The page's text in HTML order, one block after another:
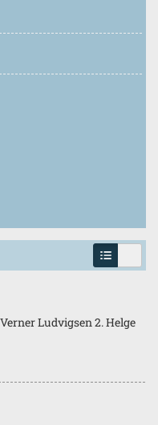
Ludvigsen 2. Helge